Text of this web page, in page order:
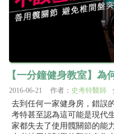
【一分鐘健身教室】為
2016-06-21 作者： 史考特醫師
去到任何一家健身房，錯誤
考特甚至認為這可能是現代
家都失去了使用髖關節的能